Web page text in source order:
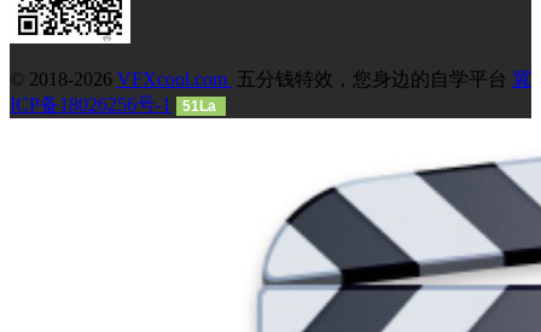
© 2018-2026 VFXcool.com 五分钱特效，您身边的自学平台 冀
ICP备18026256号-1
51La